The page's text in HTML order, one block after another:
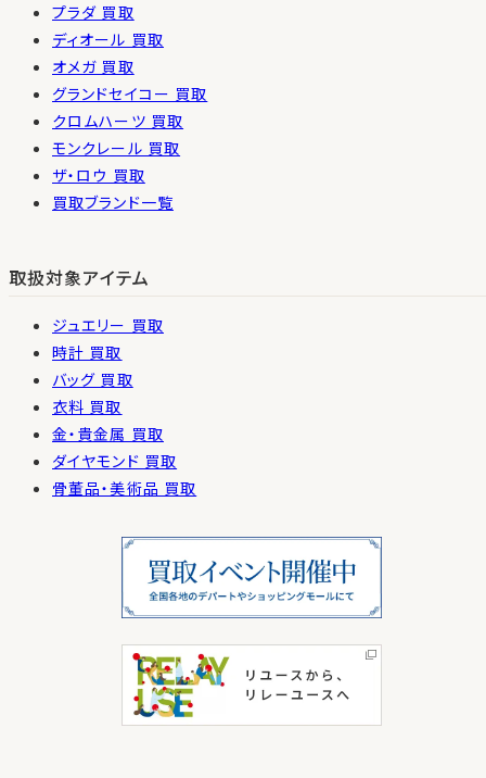
プラダ 買取
ディオール 買取
オメガ 買取
グランドセイコー 買取
クロムハーツ 買取
モンクレール 買取
ザ・ロウ 買取
買取ブランド一覧
取扱対象アイテム
ジュエリー 買取
時計 買取
バッグ 買取
衣料 買取
金・貴金属 買取
ダイヤモンド 買取
骨董品・美術品 買取